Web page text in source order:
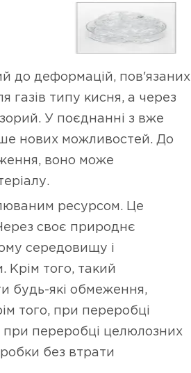
до деформацій, пов'язаних
газів типу кисня, а через
У поєднанні з вже
нових можливостей. До
воно може
ресурсом. Це
своє природнє
середовищу і
Крім того, такий
будь-які обмеження,
того, при переробці
при переробці целюлозних
без втрати